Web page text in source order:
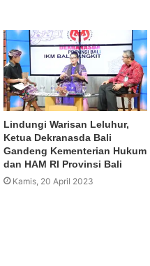
Lindungi Warisan Leluhur,
Ketua Dekranasda Bali
Gandeng Kementerian Hukum
dan HAM RI Provinsi Bali
Kamis, 20 April 2023